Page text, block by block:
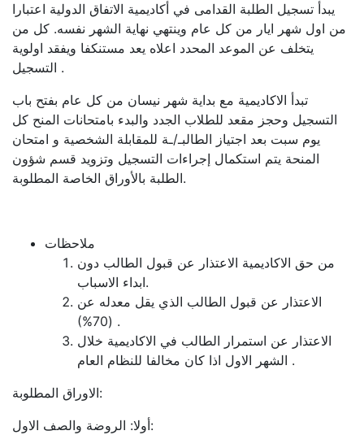
يبدأ تسجيل الطلبة القدامى في أكاديمية الاتفاق الدولية اعتبارا
من اول شهر ايار من كل عام وينتهي نهاية الشهر نفسه. كل من
يتخلف عن الموعد المحدد اعلاه يعد مستنكفا ويفقد اولوية
التسجيل .
تبدأ الاكاديمية مع بداية شهر نيسان من كل عام بفتح باب
التسجيل وحجز مقعد للطلاب الجدد والبدء بامتحانات المنح كل
يوم سبت بعد اجتياز الطالبـ/ـة للمقابلة الشخصية و امتحان
المنحة يتم استكمال إجراءات التسجيل وتزويد قسم شؤون
الطلبة بالأوراق الخاصة المطلوبة.
ملاحظات
من حق الاكاديمية الاعتذار عن قبول الطالب دون
ابداء الاسباب.
الاعتذار عن قبول الطالب الذي يقل معدله عن
(70%) .
الاعتذار عن استمرار الطالب في الاكاديمية خلال
الشهر الاول اذا كان مخالفا للنظام العام .
الاوراق المطلوبة:
أولا: الروضة والصف الاول: